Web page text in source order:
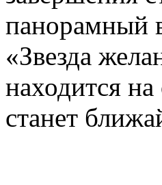
панорамный
«Звезда
находится
станет